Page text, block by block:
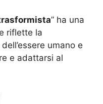
” ha una
riflette la
umano e
e adattarsi al